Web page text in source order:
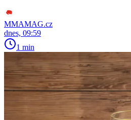
MMAMAG.cz
dnes, 09:59
1 min